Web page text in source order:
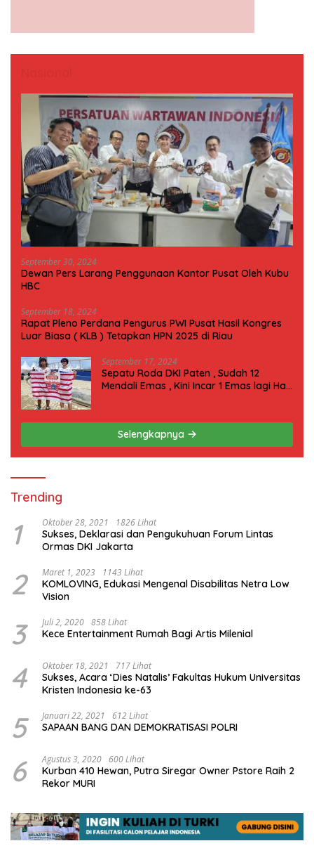
September 30, 2024
Dewan Pers Larang Penggunaan Kantor Pusat Oleh Kubu
HBC
September 18, 2024
Rapat Pleno Perdana Pengurus PWI Pusat Hasil Kongres
Luar Biasa ( KLB ) Tetapkan HPN 2025 di Riau
September 17, 2024
Sepatu Roda DKI Paten , Sudah 12
Mendali Emas , Kini Incar 1 Emas lagi Hari
Selengkapnya
Trending
1 Oktober 28, 2021 1826 Lihat
Sukses, Deklarasi dan Pengukuhuan Forum Lintas
Ormas DKI Jakarta
2 Maret 1, 2023 1143 Lihat
KOMLOVING, Edukasi Mengenal Disabilitas Netra Low
Vision
3 Juli 2, 2020 858 Lihat
Kece Entertainment Rumah Bagi Artis Milenial
4 Oktober 18, 2021 717 Lihat
Sukses, Acara ‘Dies Natalis’ Fakultas Hukum Universitas
Kristen Indonesia ke-63
5 Januari 22, 2021 612 Lihat
SAPAAN BANG DAN DEMOKRATISASI POLRI
6 Agustus 3, 2020 600 Lihat
Kurban 410 Hewan, Putra Siregar Owner Pstore Raih 2
Rekor MURI